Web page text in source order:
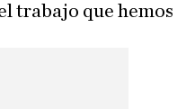
trabajo que hemos